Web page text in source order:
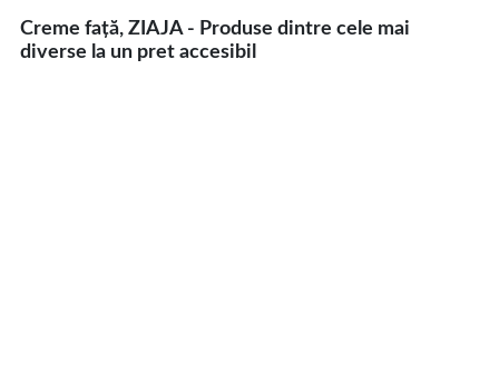
Creme față, ZIAJA - Produse dintre cele mai
diverse la un pret accesibil